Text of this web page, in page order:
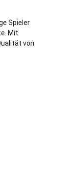
Spieler
Mit
von